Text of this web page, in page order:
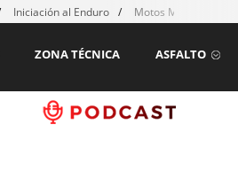
Iniciación al Enduro Motos MX para
ASFALTO
ZONA TÉCNICA